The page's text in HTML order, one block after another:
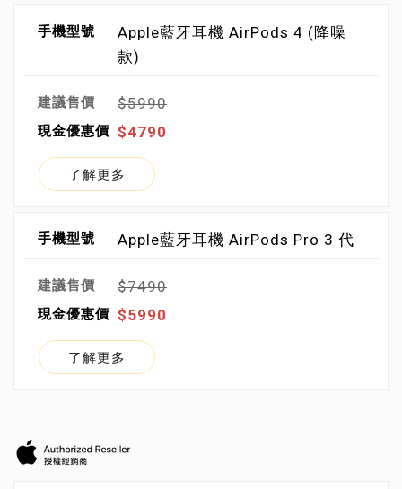
Apple藍牙耳機 AirPods 4 (降噪
款)
$5990
$4790
了解更多
Apple藍牙耳機 AirPods Pro 3 代
$7490
$5990
了解更多